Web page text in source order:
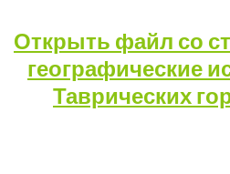
Открыть файл со
географические
Таврических